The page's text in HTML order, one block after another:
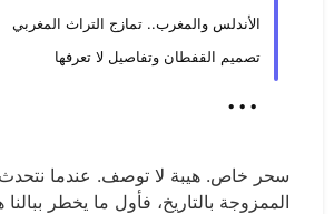
الأندلس والمغرب.. تمازج التراث المغربي
تصميم القفطان وتفاصيل لا تعرفها
...
سحر خاص. هيبة لا توصف. عندما نتحدث
الممزوجة بالتاريخ، فأول ما يخطر